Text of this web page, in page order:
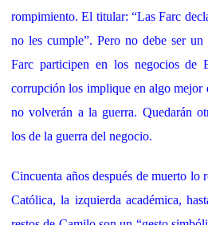
rompimiento. El titular: “Las Farc
no les cumple”. Pero no debe ser
Farc participen en los negocios de
corrupción los implique en algo mejor
no volverán a la guerra. Quedarán
los de la guerra del negocio.
Cincuenta años después de muerto
Católica, la izquierda académica,